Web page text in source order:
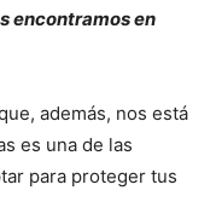
encontramos en
además, nos está
es una de las
para proteger tus